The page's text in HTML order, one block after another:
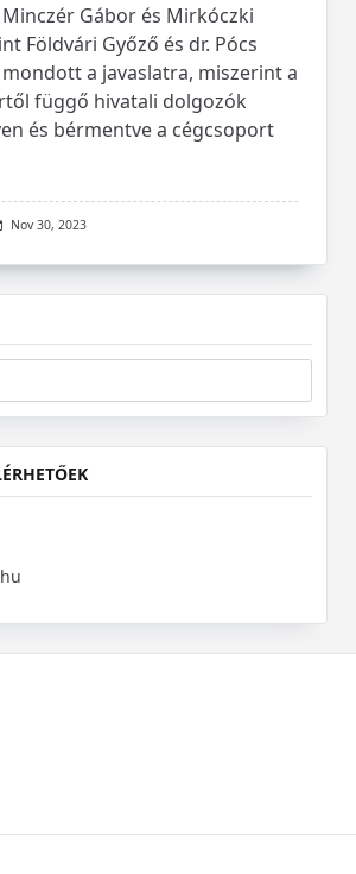
Gábor és Mirkóczki
Földvári Győző és dr. Pócs
mondott a javaslatra, miszerint a
függő hivatali dolgozók
és bérmentve a cégcsoport
Nov 30, 2023